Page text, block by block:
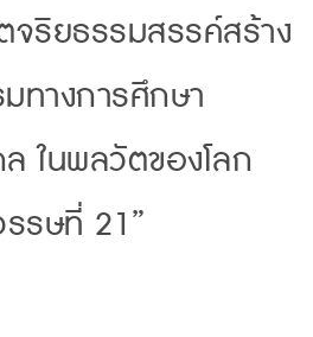
ริยธรรมสรรค์สร้าง
ทางการศึกษา
ในพลวัตของโลก
รษที่ 21”